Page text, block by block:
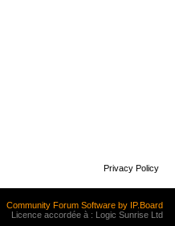
Privacy Policy
Community Forum Software by IP.Board
Licence accordée à : Logic Sunrise Ltd